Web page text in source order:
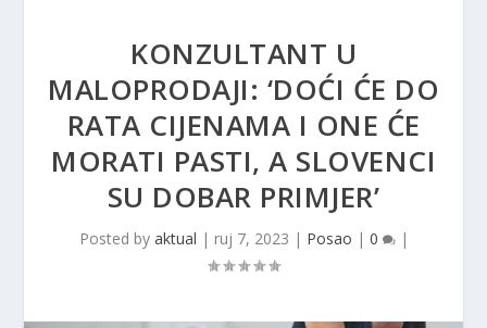
KONZULTANT U
MALOPRODAJI: ‘DOĆI ĆE DO
RATA CIJENAMA I ONE ĆE
MORATI PASTI, A SLOVENCI
SU DOBAR PRIMJER’
Posted by aktual | ruj 7, 2023 | Posao | 0 |